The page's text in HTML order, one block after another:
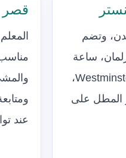
وتضم
ساعة
بيغ بن، Westminster Abbey،
المطل على
قصر
عند